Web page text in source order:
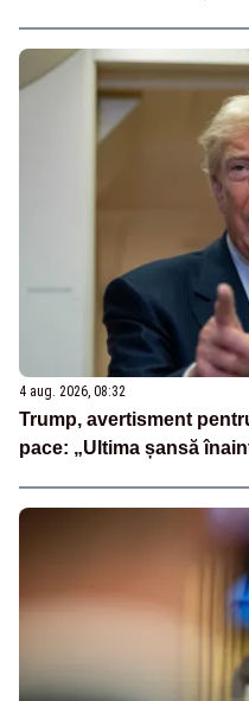
4 aug. 2026, 08:32
Trump, avertisment
pace: „Ultima șansă